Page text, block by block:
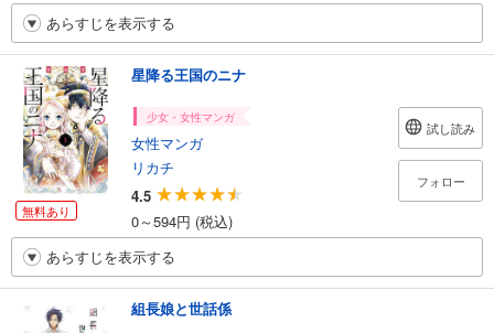
あらすじを表示する
無料あり
星降る王国のニナ
少女・女性マンガ
女性マンガ
リカチ
4.5
0～594円 (税込)
試し読み
フォロー
あらすじを表示する
組長娘と世話係